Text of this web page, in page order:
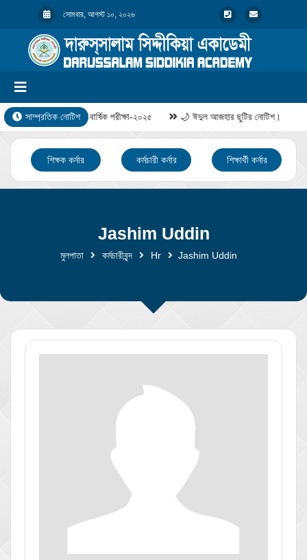
সোমবার, আগস্ট ১০, ২০২৬
সাম্প্রতিক নোটিশ বার্ষিক পরীক্ষা-২০২৫ 🌙 ঈদুল আজহার ছুটির নোটিশ।
শিক্ষক কর্নার কর্মচারী কর্নার শিক্ষার্থী কর্নার
Jashim Uddin
মুলপাতা কর্মচারীবৃন্দ Hr Jashim Uddin